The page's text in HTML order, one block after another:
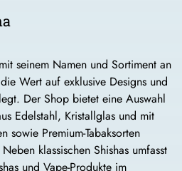
seinem Namen und Sortiment an
Wert auf exklusive Designs und
Der Shop bietet eine Auswahl
Edelstahl, Kristallglas und mit
sowie Premium-Tabaksorten
klassischen Shishas umfasst
und Vape-Produkte im